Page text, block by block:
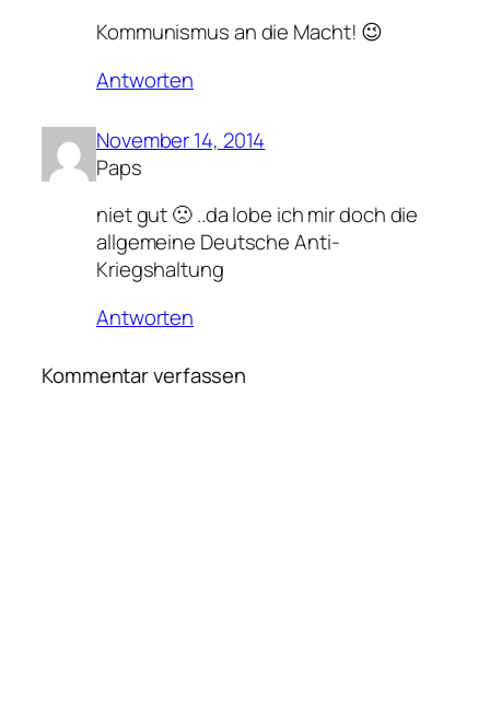
Kommunismus an die Macht! 😉
Antworten
November 14, 2014
Paps
niet gut 🙁 ..da lobe ich mir doch die
allgemeine Deutsche Anti-
Kriegshaltung
Antworten
Kommentar verfassen